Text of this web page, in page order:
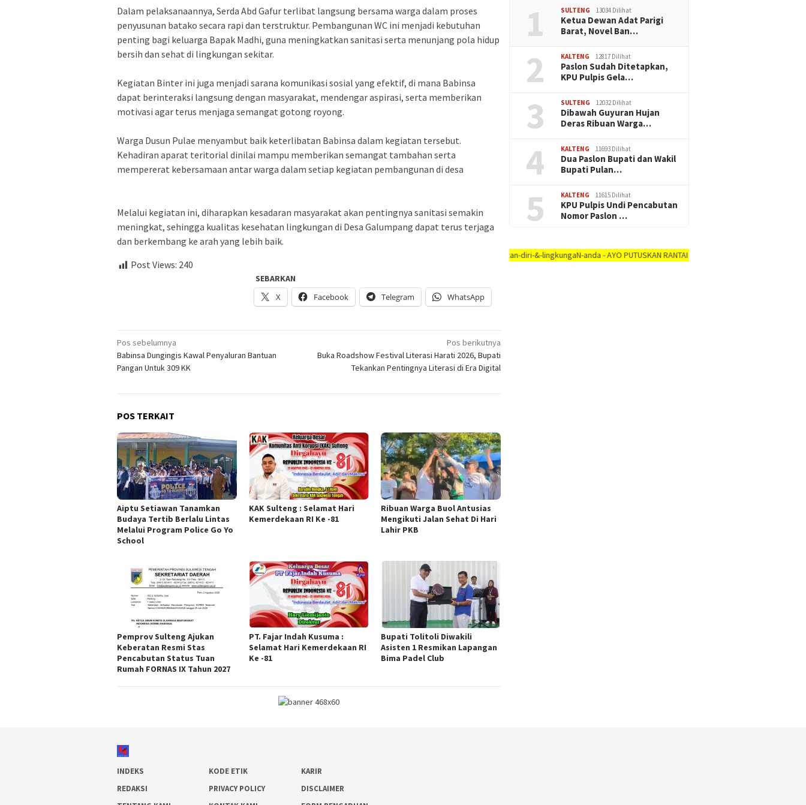
Dalam pelaksanaannya, Serda Abd Gafur terlibat langsung bersama warga dalam proses
penyusunan batako secara rapi dan terstruktur. Pembangunan WC ini menjadi kebutuhan
penting bagi keluarga Bapak Madhi, guna meningkatkan sanitasi serta menunjang pola hidup
bersih dan sehat di lingkungan sekitar.
Kegiatan Binter ini juga menjadi sarana komunikasi sosial yang efektif, di mana Babinsa
dapat berinteraksi langsung dengan masyarakat, mendengar aspirasi, serta memberikan
motivasi agar terus menjaga semangat gotong royong.
Warga Dusun Pulae menyambut baik keterlibatan Babinsa dalam kegiatan tersebut.
Kehadiran aparat teritorial dinilai mampu memberikan semangat tambahan serta
mempererat kebersamaan antar warga dalam setiap kegiatan pembangunan di desa
Melalui kegiatan ini, diharapkan kesadaran masyarakat akan pentingnya sanitasi semakin
meningkat, sehingga kualitas kesehatan lingkungan di Desa Galumpang dapat terus terjaga
dan berkembang ke arah yang lebih baik.
Post Views: 240
SEBARKAN
X
Facebook Telegram WhatsApp
Navigasi
pos
Pos sebelumnya
Babinsa Dungingis Kawal Penyaluran Bantuan
Pangan Untuk 309 KK
Pos berikutnya
Buka Roadshow Festival Literasi Harati 2026, Bupati
Tekankan Pentingnya Literasi di Era Digital
POS TERKAIT
Aiptu Setiawan Tanamkan
Budaya Tertib Berlalu Lintas
Melalui Program Police Go Yo
School
KAK Sulteng : Selamat Hari
Kemerdekaan RI Ke -81
Ribuan Warga Buol Antusias
Mengikuti Jalan Sehat Di Hari
Lahir PKB
Pemprov Sulteng Ajukan
Keberatan Resmi Stas
Pencabutan Status Tuan
Rumah FORNAS IX Tahun 2027
PT. Fajar Indah Kusuma :
Selamat Hari Kemerdekaan RI
Ke -81
Bupati Tolitoli Diwakili
Asisten 1 Resmikan Lapangan
Bima Padel Club
1 SULTENG 13034 Dilihat
Ketua Dewan Adat Parigi
Barat, Novel Ban…
2 KALTENG 12817 Dilihat
Paslon Sudah Ditetapkan,
KPU Pulpis Gela…
3 SULTENG 12032 Dilihat
Dibawah Guyuran Hujan
Deras Ribuan Warga…
4 KALTENG 11693 Dilihat
Dua Paslon Bupati dan Wakil
Bupati Pulan…
5 KALTENG 11615 Dilihat
KPU Pulpis Undi Pencabutan
Nomor Paslon …
AYO PUTUSKAN RANTAI COVID-19 #dirumah-aja, #cuci-tangan, #jaga-jarak, #jaga-imunitas-tubuh, #rajin-bersikan-diri-&-lingkungaN-anda - AYO PUTUSKAN RANTAI COVID-19 #dirumah-aja, #cuci-tangan,
INDEKS KODE ETIK
KARIR
REDAKSI
PRIVACY POLICY
DISCLAIMER